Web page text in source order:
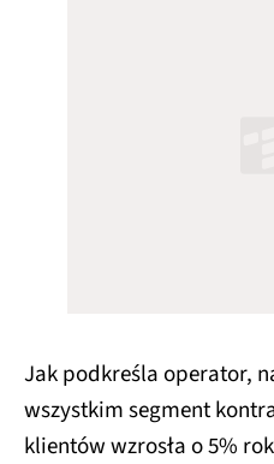
Jak podkreśla operator,
wszystkim segment
klientów wzrosła o 5%